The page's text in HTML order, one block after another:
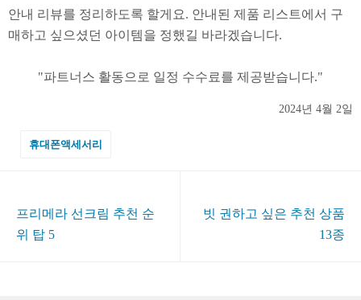
안내 리뷰를 정리하도록 할게요. 안내된 제품 리스트에서 구
매하고 싶으셨던 아이템을 정했길 바라겠습니다.
2024년 4월 2일
휴대폰액세서리
프리메라 선크림 추천 순
위 탑 5
빗 권하고 싶은 추천 상품
13종